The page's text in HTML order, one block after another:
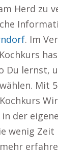
Herd zu
. Im
Du lernst,
Mit
der
wenig Zeit